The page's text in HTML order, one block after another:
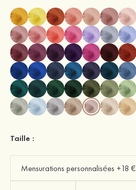
Taille :
Mensurations personnalisées +18 €